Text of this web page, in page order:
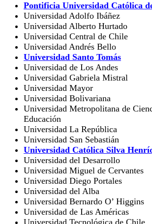
Pontificia Universidad Católica
Universidad Adolfo Ibáñez
Universidad Alberto Hurtado
Universidad Central de Chile
Universidad Andrés Bello
Universidad Santo Tomás
Universidad de Los Andes
Universidad Gabriela Mistral
Universidad Mayor
Universidad Bolivariana
Universidad Metropolitana de
Educación
Universidad La República
Universidad San Sebastián
Universidad Católica Silva
Universidad del Desarrollo
Universidad Miguel de Cervantes
Universidad Diego Portales
Universidad del Alba
Universidad Bernardo O’ Higgins
Universidad de Las Américas